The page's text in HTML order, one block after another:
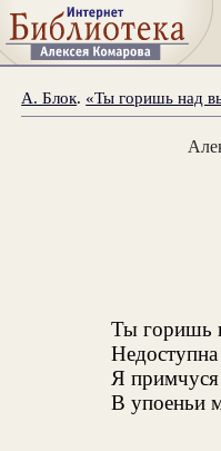
А. Блок. «Ты горишь над
Ты горишь
Я
В упоеньи